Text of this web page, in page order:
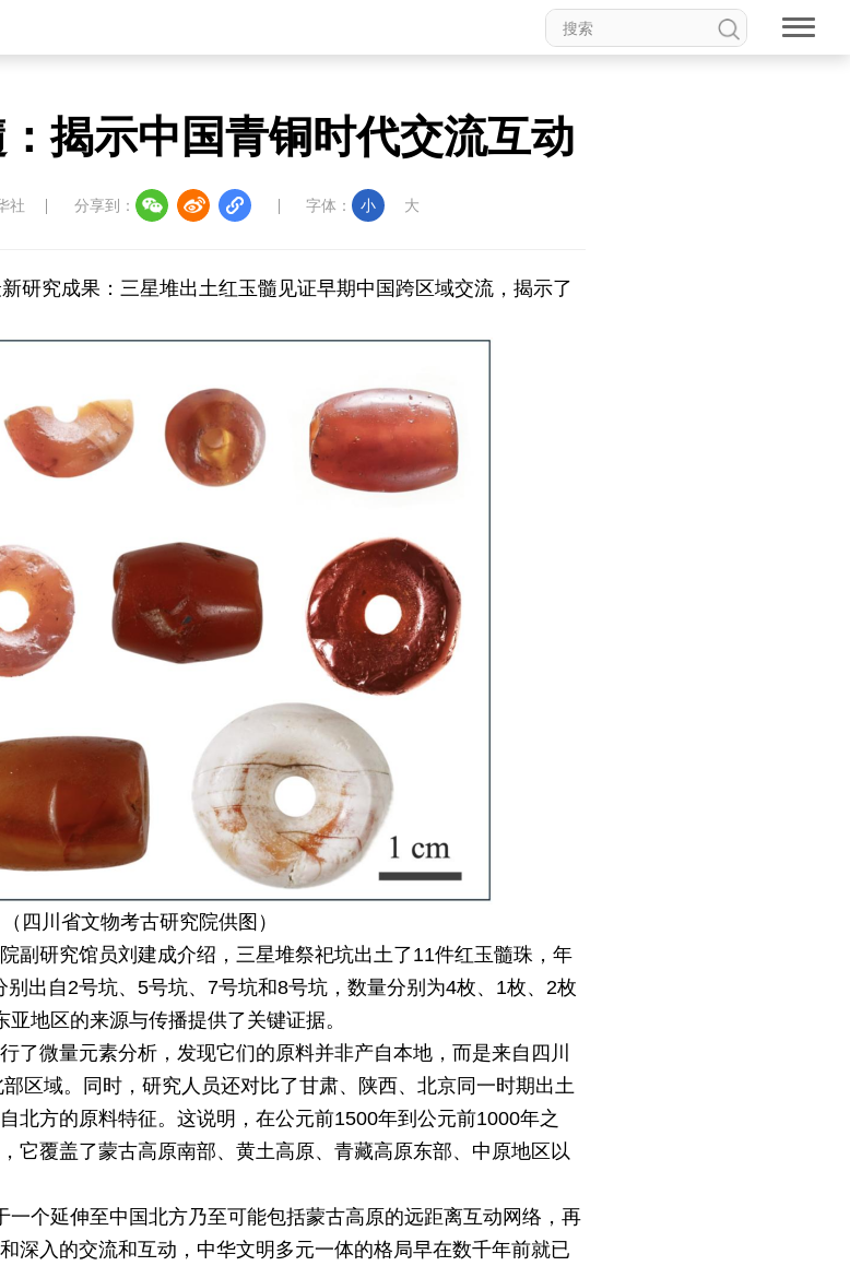
揭示中国青铜时代交流互动
社 分享到： 字体： 小 大
研究成果：三星堆出土红玉髓见证早期中国跨区域交流，揭示了
四川省文物考古研究院供图）
副研究馆员刘建成介绍，三星堆祭祀坑出土了11件红玉髓珠，年
出自2号坑、5号坑、7号坑和8号坑，数量分别为4枚、1枚、2枚
地区的来源与传播提供了关键证据。
了微量元素分析，发现它们的原料并非产自本地，而是来自四川
区域。同时，研究人员还对比了甘肃、陕西、北京同一时期出土
北方的原料特征。这说明，在公元前1500年到公元前1000年之
它覆盖了蒙古高原南部、黄土高原、青藏高原东部、中原地区以
一个延伸至中国北方乃至可能包括蒙古高原的远距离互动网络，再
深入的交流和互动，中华文明多元一体的格局早在数千年前就已